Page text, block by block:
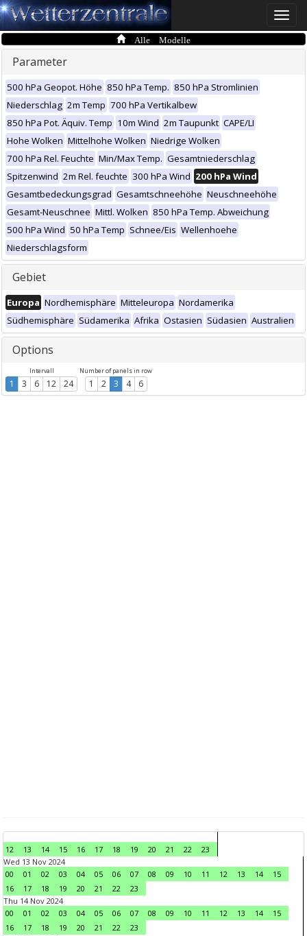
Toggle
Alle Modelle
Parameter
500 hPa Geopot. Höhe 850 hPa Temp. 850 hPa Stromlinien
Niederschlag 2m Temp 700 hPa Vertikalbew
850 hPa Pot. Äquiv. Temp 10m Wind 2m Taupunkt CAPE/LI
Hohe Wolken Mittelhohe Wolken Niedrige Wolken
700 hPa Rel. Feuchte Min/Max Temp. Gesamtniederschlag
Spitzenwind 2m Rel. feuchte 300 hPa Wind 200 hPa Wind
Gesamtbedeckungsgrad Gesamtschneehöhe Neuschneehöhe
Gesamt-Neuschnee Mittl. Wolken 850 hPa Temp. Abweichung
500 hPa Wind 50 hPa Temp Schnee/Eis Wellenhoehe
Niederschlagsform
Gebiet
Europa Nordhemisphäre Mitteleuropa Nordamerika
Südhemisphäre Südamerika Afrika Ostasien Südasien Australien
Options
Intervall
1 3 6 12 24
Number of panels in row
1 2 3 4 6
12 13 14 15 16 17 18 19 20 21 22
23
Wed 13 Nov 2024
00
01 02 03 04 05 06 07 08 09 10 11 12 13 14
15
16
17 18 19 20 21 22
23
Thu 14 Nov 2024
00
01 02 03 04 05 06 07 08 09 10 11 12 13 14
15
16
17 18 19 20 21 22
23